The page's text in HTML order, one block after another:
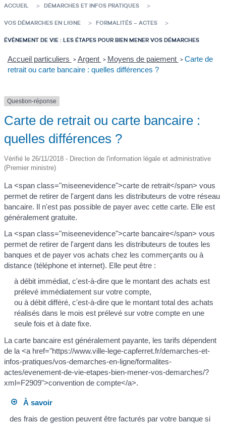
ACCUEIL DÉMARCHES ET INFOS PRATIQUES
VOS DÉMARCHES EN LIGNE FORMALITÉS – ACTES
ÉVÈNEMENT DE VIE : LES ÉTAPES POUR BIEN MENER VOS DÉMARCHES
Accueil particuliers > Argent > Moyens de paiement > Carte de
retrait ou carte bancaire : quelles différences ?
Question-réponse
Carte de retrait ou carte bancaire :
quelles différences ?
Vérifié le 26/11/2018 - Direction de l'information légale et administrative
(Premier ministre)
La <span class="miseenevidence">carte de retrait</span> vous
permet de retirer de l'argent dans les distributeurs de votre réseau
bancaire. Il n'est pas possible de payer avec cette carte. Elle est
généralement gratuite.
La <span class="miseenevidence">carte bancaire</span> vous
permet de retirer de l'argent dans les distributeurs de toutes les
banques et de payer vos achats chez les commerçants ou à
distance (téléphone et internet). Elle peut être :
à débit immédiat, c'est-à-dire que le montant des achats est
prélevé immédiatement sur votre compte,
ou à débit différé, c'est-à-dire que le montant total des achats
réalisés dans le mois est prélevé sur votre compte en une
seule fois et à date fixe.
La carte bancaire est généralement payante, les tarifs dépendent
de la <a href="https://www.ville-lege-capferret.fr/demarches-et-
infos-pratiques/vos-demarches-en-ligne/formalites-
actes/evenement-de-vie-etapes-bien-mener-vos-demarches/?
xml=F2909">convention de compte</a>.
À savoir
des frais de gestion peuvent être facturés par votre banque si